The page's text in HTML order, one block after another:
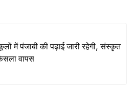
में पंजाबी की पढ़ाई जारी रहेगी, संस्कृत
वापस